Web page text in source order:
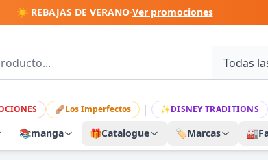
☀️ REBAJAS DE VERANO·Ver promociones
🩹Los Imperfectos | ✨DISNEY TRADITIONS
📚manga 🎁Catalogue 🏷️Marcas 🏭